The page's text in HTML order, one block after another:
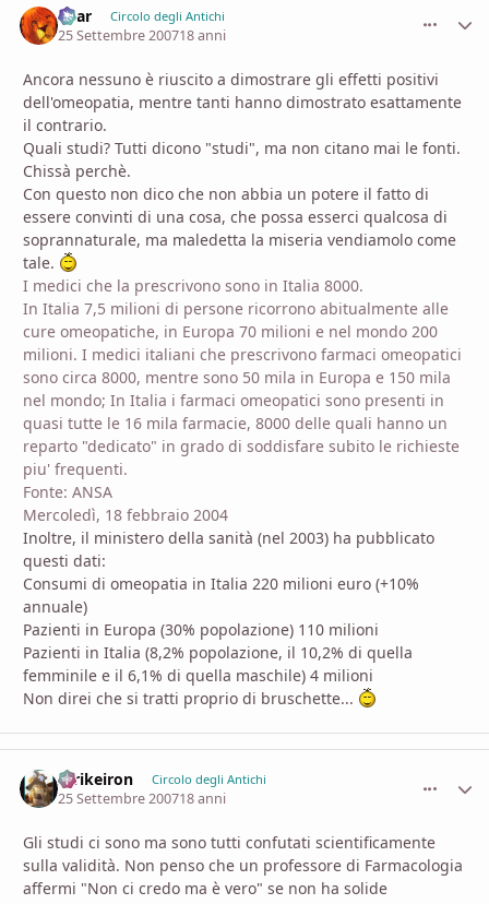
Shar Circolo degli Antichi
25 Settembre 200718 anni
Ancora nessuno è riuscito a dimostrare gli effetti positivi
dell'omeopatia, mentre tanti hanno dimostrato esattamente
il contrario.
Quali studi? Tutti dicono "studi", ma non citano mai le fonti.
Chissà perchè.
Con questo non dico che non abbia un potere il fatto di
essere convinti di una cosa, che possa esserci qualcosa di
soprannaturale, ma maledetta la miseria vendiamolo come
tale.
I medici che la prescrivono sono in Italia 8000.
In Italia 7,5 milioni di persone ricorrono abitualmente alle
cure omeopatiche, in Europa 70 milioni e nel mondo 200
milioni. I medici italiani che prescrivono farmaci omeopatici
sono circa 8000, mentre sono 50 mila in Europa e 150 mila
nel mondo; In Italia i farmaci omeopatici sono presenti in
quasi tutte le 16 mila farmacie, 8000 delle quali hanno un
reparto "dedicato" in grado di soddisfare subito le richieste
piu' frequenti.
Fonte: ANSA
Mercoledì, 18 febbraio 2004
Inoltre, il ministero della sanità (nel 2003) ha pubblicato
questi dati:
Consumi di omeopatia in Italia 220 milioni euro (+10%
annuale)
Pazienti in Europa (30% popolazione) 110 milioni
Pazienti in Italia (8,2% popolazione, il 10,2% di quella
femminile e il 6,1% di quella maschile) 4 milioni
Non direi che si tratti proprio di bruschette...
Strikeiron Circolo degli Antichi
25 Settembre 200718 anni
Gli studi ci sono ma sono tutti confutati scientificamente
sulla validità. Non penso che un professore di Farmacologia
affermi "Non ci credo ma è vero" se non ha solide